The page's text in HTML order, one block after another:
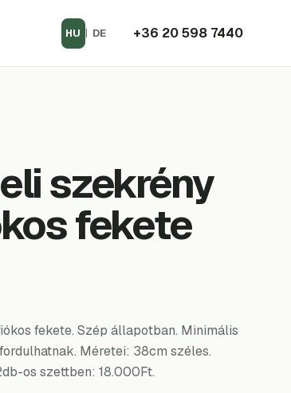
HU | DE +36 20 598 7440
szekrény
fekete
fekete. Szép állapotban. Minimális
Méretei: 38cm széles.
os szettben: 18.000Ft.